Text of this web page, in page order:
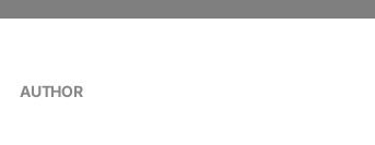
AUTHOR